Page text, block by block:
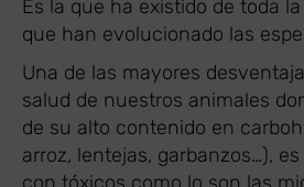
Es la que ha existido de toda
que han evolucionado las
Una de las mayores
salud de nuestros animales
de su alto contenido en
arroz, lentejas, garbanzos…),